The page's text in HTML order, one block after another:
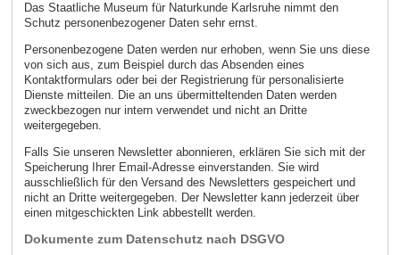
Das Staatliche Museum für Naturkunde Karlsruhe nimmt den
Schutz personenbezogener Daten sehr ernst.
Personenbezogene Daten werden nur erhoben, wenn Sie uns diese
von sich aus, zum Beispiel durch das Absenden eines
Kontaktformulars oder bei der Registrierung für personalisierte
Dienste mitteilen. Die an uns übermitteltenden Daten werden
zweckbezogen nur intern verwendet und nicht an Dritte
weitergegeben.
Falls Sie unseren Newsletter abonnieren, erklären Sie sich mit der
Speicherung Ihrer Email-Adresse einverstanden. Sie wird
ausschließlich für den Versand des Newsletters gespeichert und
nicht an Dritte weitergegeben. Der Newsletter kann jederzeit über
einen mitgeschickten Link abbestellt werden.
Dokumente zum Datenschutz nach DSGVO